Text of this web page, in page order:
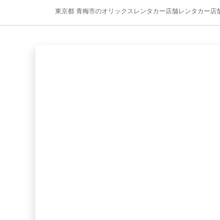
東京都 青梅市のオリックスレンタカー店舗レンタカー店